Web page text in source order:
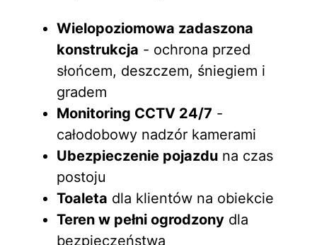
Wielopoziomowa zadaszona
konstrukcja - ochrona przed
słońcem, deszczem, śniegiem i
gradem
Monitoring CCTV 24/7 -
całodobowy nadzór kamerami
Ubezpieczenie pojazdu na czas
postoju
Toaleta dla klientów na obiekcie
Teren w pełni ogrodzony dla
bezpieczeństwa